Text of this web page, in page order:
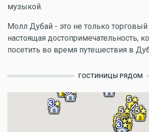
музыкой.
Молл Дубай - это не только торговый
настоящая достопримечательность,
посетить во время путешествия в
ГОСТИНИЦЫ РЯДОМ